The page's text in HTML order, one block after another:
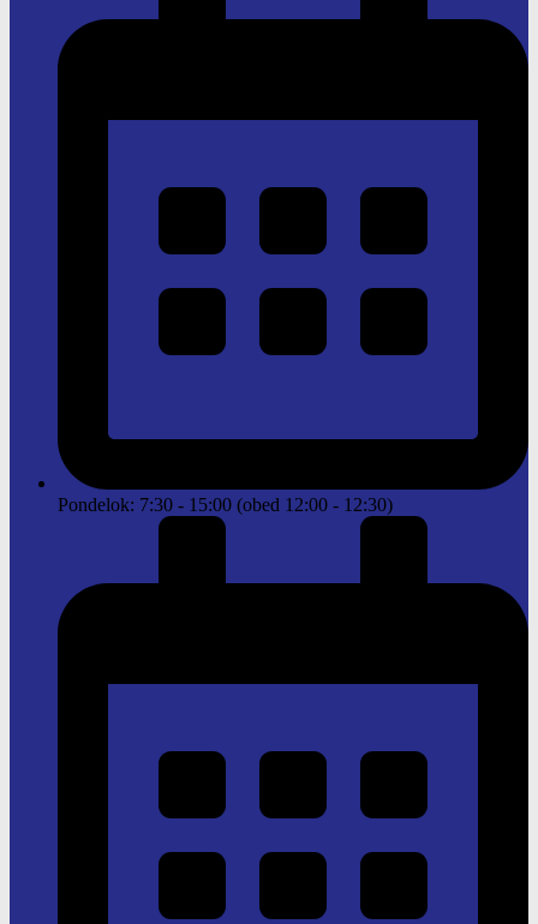
Pondelok: 7:30 - 15:00 (obed 12:00 - 12:30)